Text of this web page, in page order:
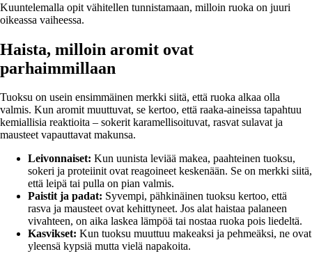
Kuuntelemalla opit vähitellen tunnistamaan, milloin ruoka on juuri
oikeassa vaiheessa.
Haista, milloin aromit ovat
parhaimmillaan
Tuoksu on usein ensimmäinen merkki siitä, että ruoka alkaa olla
valmis. Kun aromit muuttuvat, se kertoo, että raaka-aineissa tapahtuu
kemiallisia reaktioita – sokerit karamellisoituvat, rasvat sulavat ja
mausteet vapauttavat makunsa.
Leivonnaiset: Kun uunista leviää makea, paahteinen tuoksu,
sokeri ja proteiinit ovat reagoineet keskenään. Se on merkki siitä,
että leipä tai pulla on pian valmis.
Paistit ja padat: Syvempi, pähkinäinen tuoksu kertoo, että
rasva ja mausteet ovat kehittyneet. Jos alat haistaa palaneen
vivahteen, on aika laskea lämpöä tai nostaa ruoka pois liedeltä.
Kasvikset: Kun tuoksu muuttuu makeaksi ja pehmeäksi, ne ovat
yleensä kypsiä mutta vielä napakoita.